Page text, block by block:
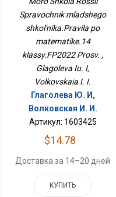
Классы.ФП2022 Просв.
Spravochnik mladshego
shkol'nika.Pravila po
matematike.14
klassy.FP2022 Prosv. ,
Glagoleva Iu. I,
Volkovskaia I. I.
Глаголева Ю. И,
Волковская И. И.
Артикул: 1603425
$14.78
Доставка за 14–20 дней
КУПИТЬ